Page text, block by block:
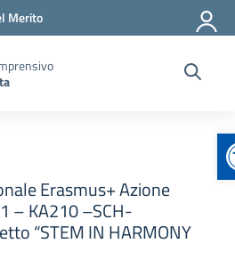
Merito
Erasmus+ Azione
– KA210 –SCH-
“STEM IN HARMONY